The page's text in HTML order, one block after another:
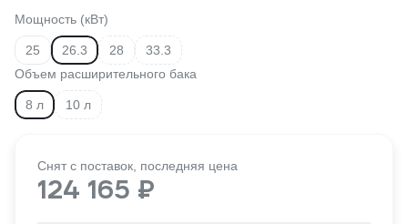
Мощность (кВт)
25 26.3 28
33.3
Объем расширительного бака
8 л 10 л
Снят с поставок, последняя цена
124 165 ₽